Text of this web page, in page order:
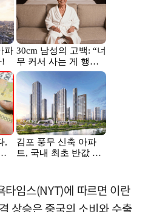
임스(NYT)에 따르면 이란
상승은 중국의 소비와 수출